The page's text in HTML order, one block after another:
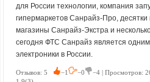
для России технологии, компания
гипермаркетов Санрайз-Про,
магазины Санрайз-Экстра и
сегодня ФТС Санрайз является
электроники в России.
Отзывов: 5 −1 −0
−4 | Просмотров: